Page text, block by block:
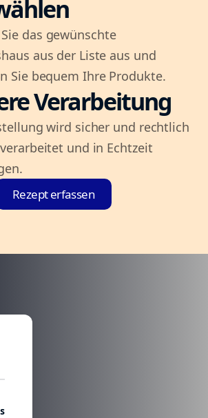
das gewünschte
aus der Liste aus und
Sie bequem Ihre Produkte.
Verarbeitung
wird sicher und rechtlich
und in Echtzeit
Rezept erfassen